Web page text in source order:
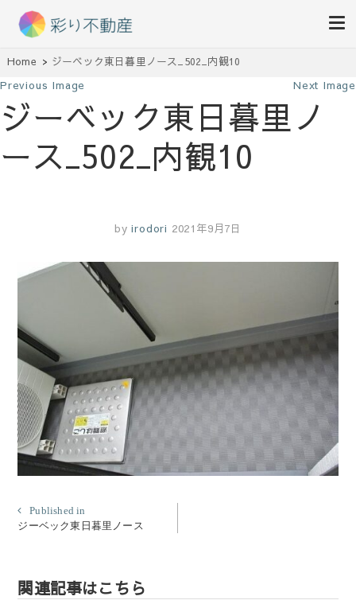
彩り不動産
Home ジーベック東日暮里ノース_502_内観10
Previous Image Next Image
ジーベック東日暮里ノ
ース_502_内観10
by irodori 2021年9月7日
投
稿
ゲ
Published in
ジーベック東日暮里ノース
関連記事はこちら